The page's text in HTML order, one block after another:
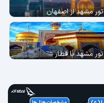
تور مشهد از اصفهان
تور مشهد با قطار